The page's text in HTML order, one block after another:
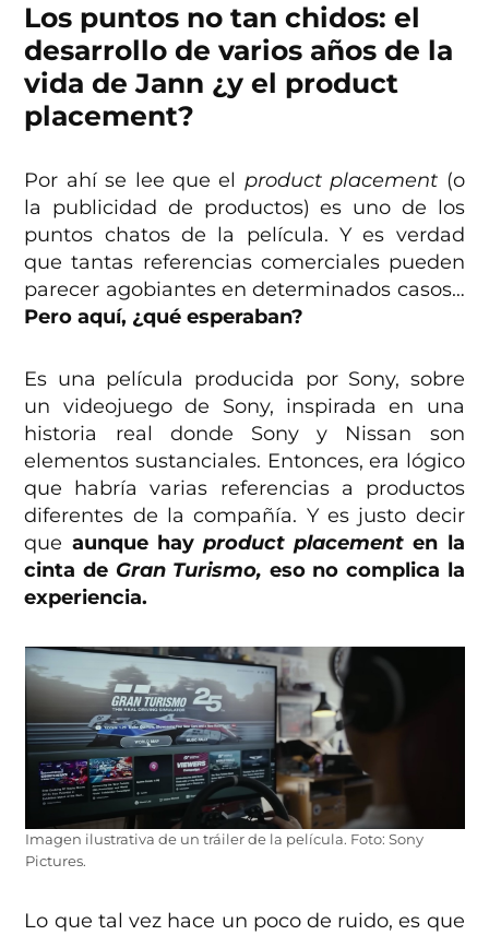
Los puntos no tan chidos: el
desarrollo de varios años de la
vida de Jann ¿y el product
placement?
Por ahí se lee que el product placement (o
la publicidad de productos) es uno de los
puntos chatos de la película. Y es verdad
que tantas referencias comerciales pueden
parecer agobiantes en determinados casos…
Pero aquí, ¿qué esperaban?
Es una película producida por Sony, sobre
un videojuego de Sony, inspirada en una
historia real donde Sony y Nissan son
elementos sustanciales. Entonces, era lógico
que habría varias referencias a productos
diferentes de la compañía. Y es justo decir
que aunque hayproduct placementen la
cinta de Gran Turismo, eso no complica la
experiencia.
Imagen ilustrativa de un tráiler de la película. Foto: Sony
Pictures.
Lo que tal vez hace un poco de ruido, es que